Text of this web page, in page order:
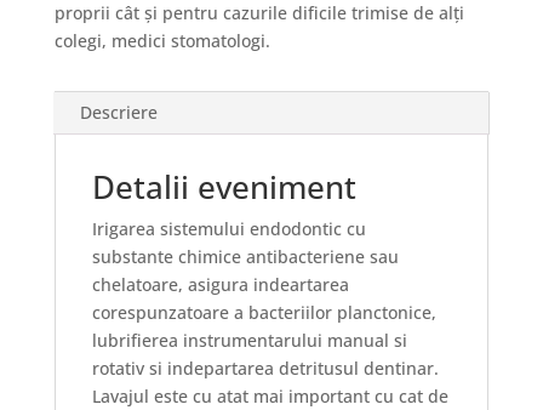
proprii cât şi pentru cazurile dificile trimise de alţi
colegi, medici stomatologi.
Descriere
Detalii eveniment
Irigarea sistemului endodontic cu
substante chimice antibacteriene sau
chelatoare, asigura indeartarea
corespunzatoare a bacteriilor planctonice,
lubrifierea instrumentarului manual si
rotativ si indepartarea detritusul dentinar.
Lavajul este cu atat mai important cu cat de